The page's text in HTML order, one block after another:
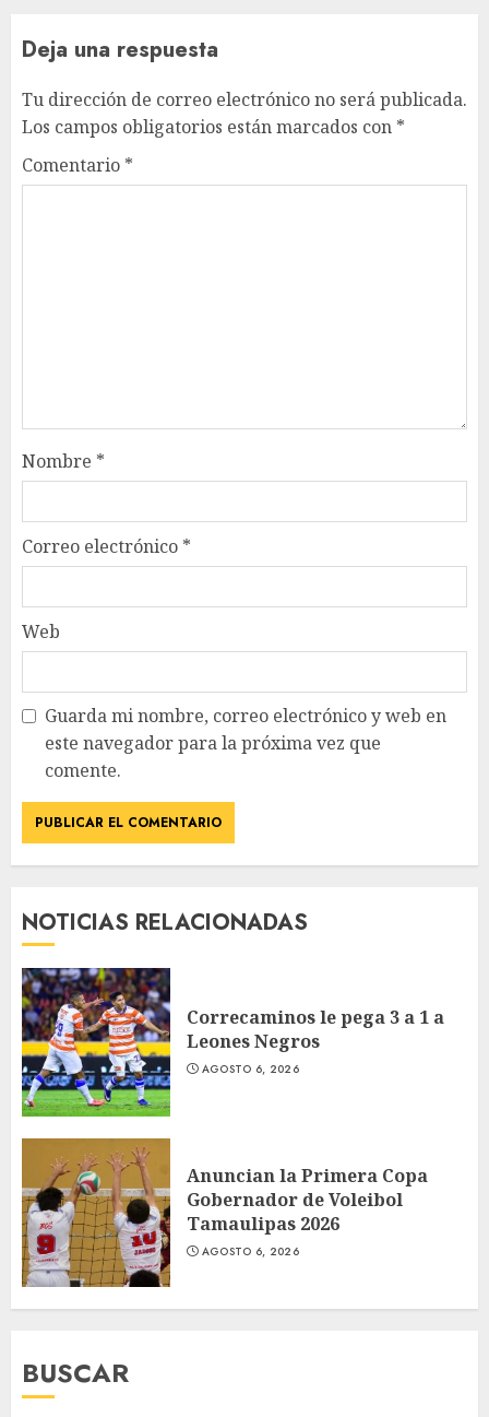
Deja una respuesta
Tu dirección de correo electrónico no será publicada.
Los campos obligatorios están marcados con *
Comentario *
Nombre *
Correo electrónico *
Web
Guarda mi nombre, correo electrónico y web en
este navegador para la próxima vez que
comente.
NOTICIAS RELACIONADAS
Correcaminos le pega 3 a 1 a
Leones Negros
AGOSTO 6, 2026
Anuncian la Primera Copa
Gobernador de Voleibol
Tamaulipas 2026
AGOSTO 6, 2026
BUSCAR